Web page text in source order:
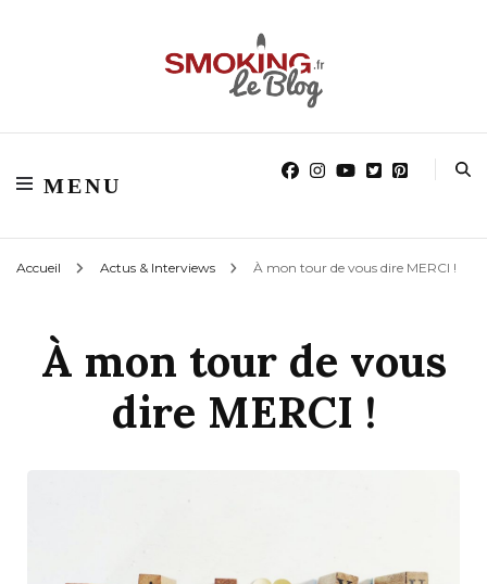
Blog smoking.fr
MENU
Accueil Actus & Interviews À mon tour de vous dire MERCI !
À mon tour de vous
dire MERCI !